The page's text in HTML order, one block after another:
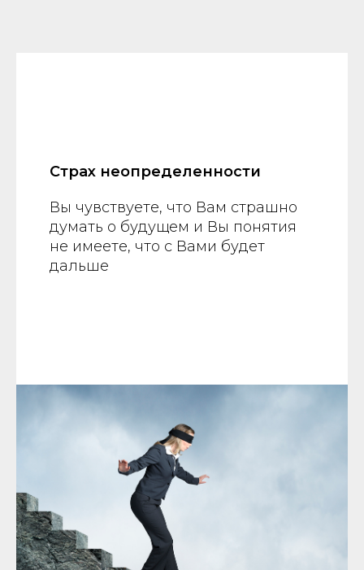
Страх неопределенности
Вы чувствуете, что Вам страшно
думать о будущем и Вы понятия
не имеете, что с Вами будет
дальше